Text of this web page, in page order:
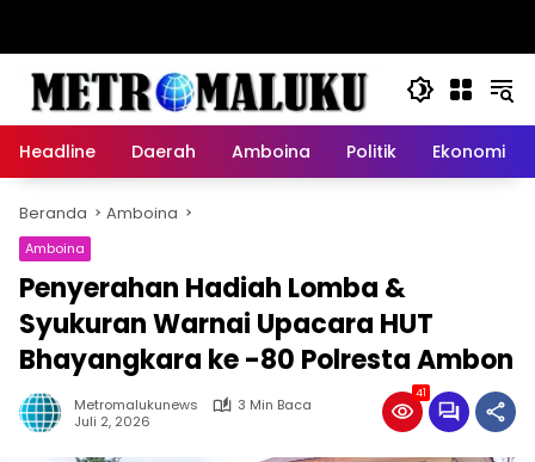
Headline Daerah Amboina Politik Ekonomi
Beranda Amboina
Amboina
Penyerahan Hadiah Lomba &
Syukuran Warnai Upacara HUT
Bhayangkara ke -80 Polresta Ambon
Metromalukunews
3 Min Baca
Juli 2, 2026
41